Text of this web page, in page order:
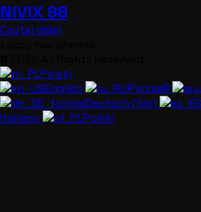
NIVIX 98
Czytaj dalej
Polski
English
Русский
Deutsch (Sie)
Italiano
Polski